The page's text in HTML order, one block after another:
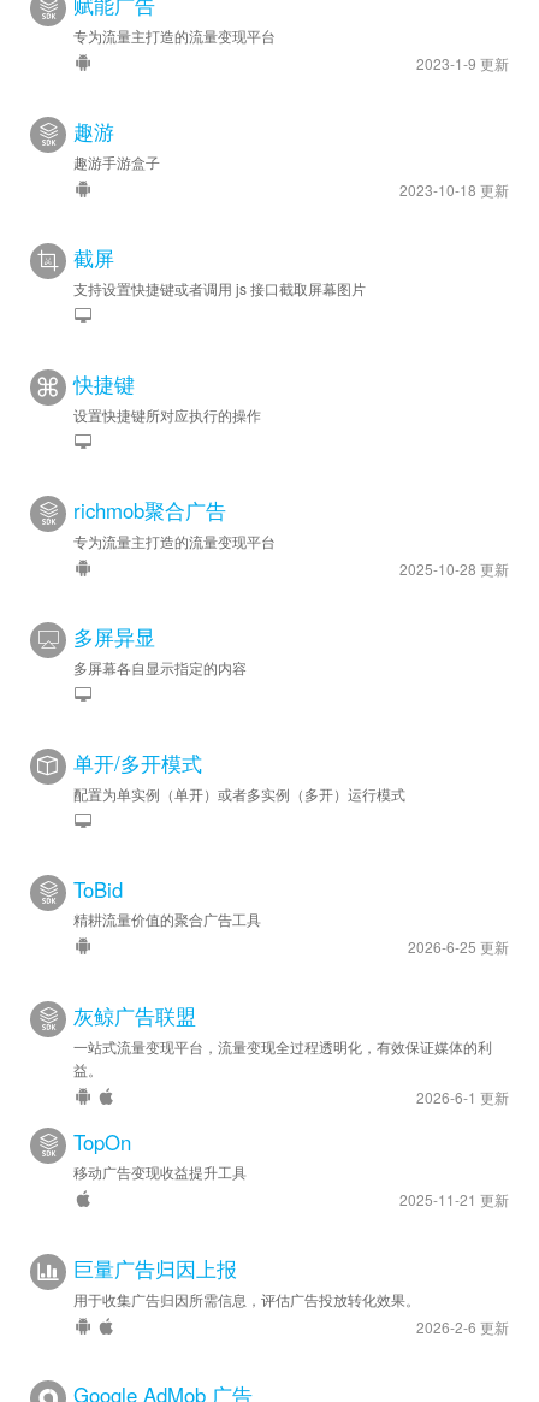
专为流量主打造的流量变现平台
2023-1-9 更新
趣游
趣游手游盒子
2023-10-18 更新
截屏
支持设置快捷键或者调用 js 接口截取屏幕图片
快捷键
设置快捷键所对应执行的操作
richmob聚合广告
专为流量主打造的流量变现平台
2025-10-28 更新
多屏异显
多屏幕各自显示指定的内容
单开/多开模式
配置为单实例（单开）或者多实例（多开）运行模式
ToBid
精耕流量价值的聚合广告工具
2026-6-25 更新
灰鲸广告联盟
一站式流量变现平台，流量变现全过程透明化，有效保证媒体的利
益。
2026-6-1 更新
TopOn
移动广告变现收益提升工具
2025-11-21 更新
巨量广告归因上报
用于收集广告归因所需信息，评估广告投放转化效果。
2026-2-6 更新
Google AdMob 广告